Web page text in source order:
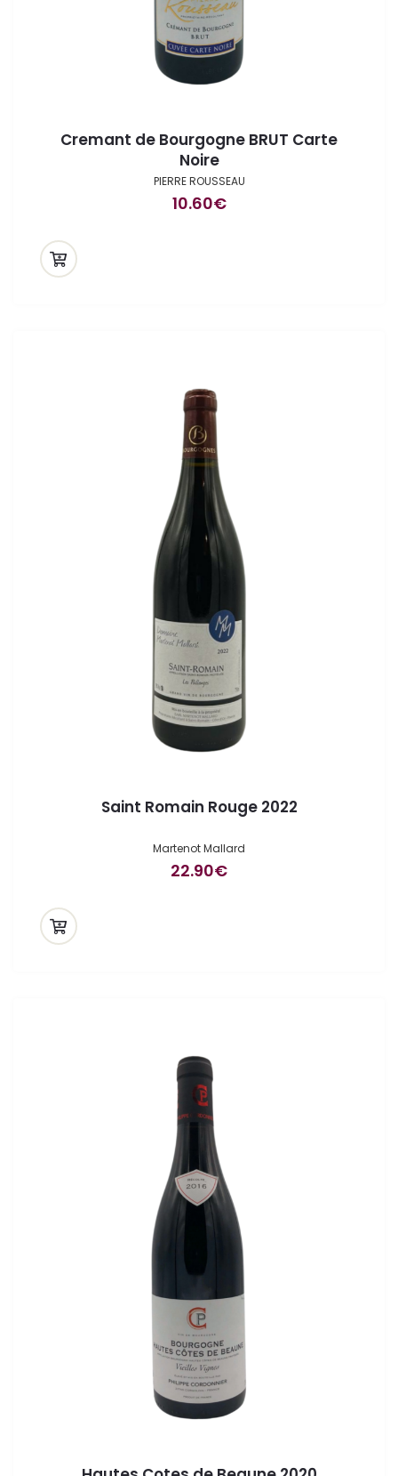
Cremant de Bourgogne BRUT Carte
Noire
PIERRE ROUSSEAU
10.60€
Saint Romain Rouge 2022
Martenot Mallard
22.90€